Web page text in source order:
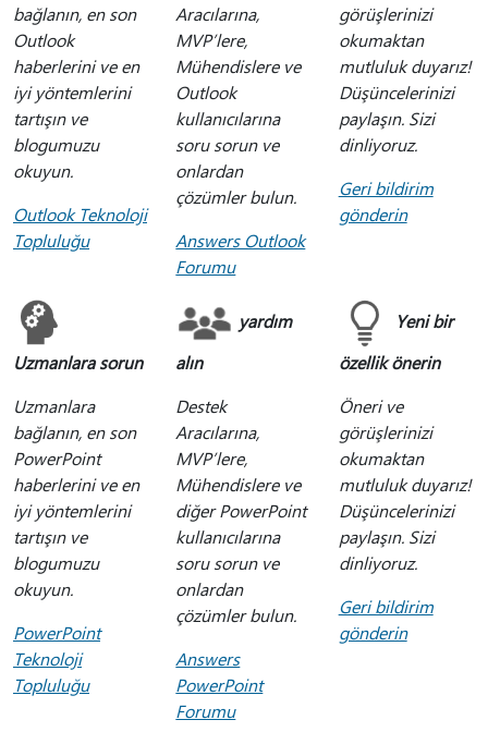
bağlanın, en son
Outlook
haberlerini ve en
iyi yöntemlerini
tartışın ve
blogumuzu
okuyun.
Outlook Teknoloji
Topluluğu
Aracılarına,
MVP’lere,
Mühendislere ve
Outlook
kullanıcılarına
soru sorun ve
onlardan
çözümler bulun.
Answers Outlook
Forumu
görüşlerinizi
okumaktan
mutluluk duyarız!
Düşüncelerinizi
paylaşın. Sizi
dinliyoruz.
Geri bildirim
gönderin
Uzmanlara sorun
Uzmanlara
bağlanın, en son
PowerPoint
haberlerini ve en
iyi yöntemlerini
tartışın ve
blogumuzu
okuyun.
PowerPoint
Teknoloji
Topluluğu
yardım
alın
Destek
Aracılarına,
MVP’lere,
Mühendislere ve
diğer PowerPoint
kullanıcılarına
soru sorun ve
onlardan
çözümler bulun.
Answers
PowerPoint
Forumu
Yeni bir
özellik önerin
Öneri ve
görüşlerinizi
okumaktan
mutluluk duyarız!
Düşüncelerinizi
paylaşın. Sizi
dinliyoruz.
Geri bildirim
gönderin